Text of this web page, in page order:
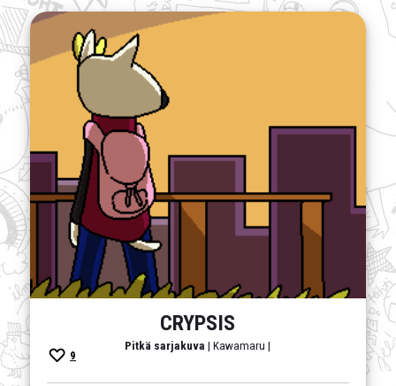
CRYPSIS
Pitkä sarjakuva | Kawamaru |
9